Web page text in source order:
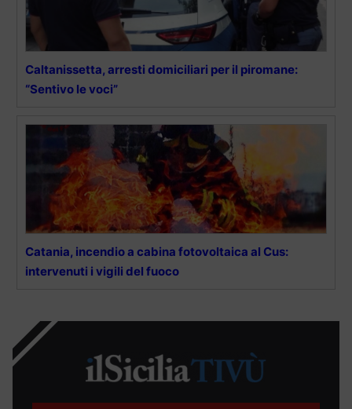
Caltanissetta, arresti domiciliari per il piromane:
“Sentivo le voci”
Catania, incendio a cabina fotovoltaica al Cus:
intervenuti i vigili del fuoco